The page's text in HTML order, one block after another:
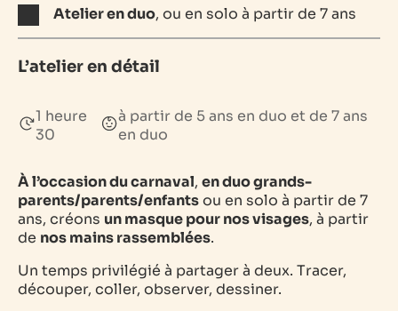
Atelier en duo, ou en solo à partir de 7 ans
L’atelier en détail
1 heure
30
à partir de 5 ans en duo et de 7 ans
en duo
À l’occasion du carnaval, en duo grands-
parents/parents/enfantsou en solo à partir de 7
ans, créons un masque pour nos visages, à partir
de nos mains rassemblées.
Un temps privilégié à partager à deux. Tracer,
découper, coller, observer, dessiner.